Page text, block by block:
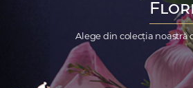
Alege din colecția noastră